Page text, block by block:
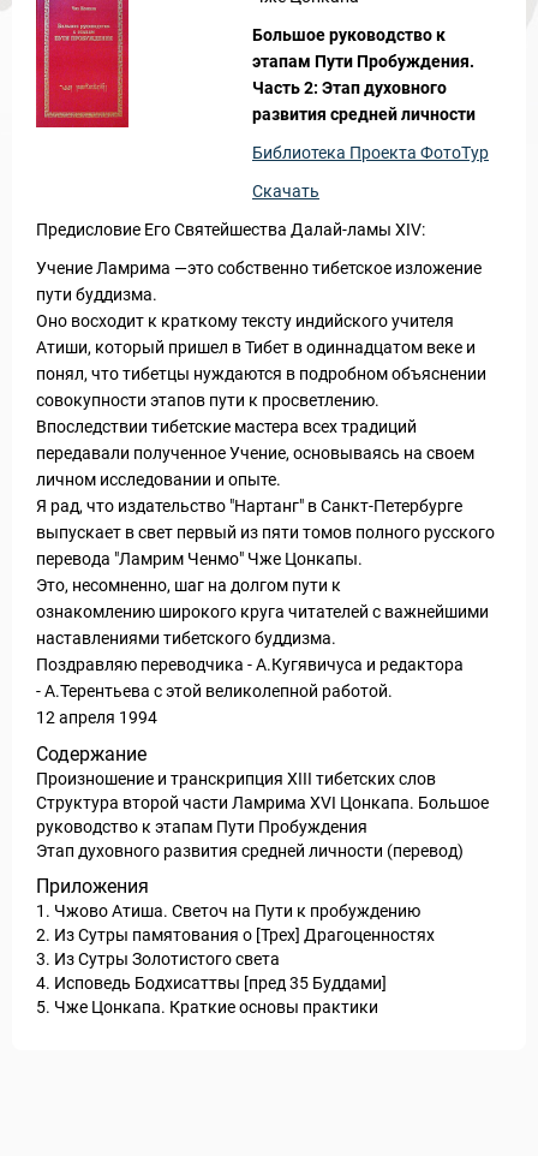
Большое руководство к
этапам Пути Пробуждения.
Часть 2: Этап духовного
развития средней личности
Библиотека Проекта ФотоТур
Скачать
Предисловие Его Святейшества Далай-ламы XIV:
Учение Ламрима —это собственно тибетское изложение
пути буддизма.
Оно восходит к краткому тексту индийского учителя
Атиши, который пришел в Тибет в одиннадцатом веке и
понял, что тибетцы нуждаются в подробном объяснении
совокупности этапов пути к просветлению.
Впоследствии тибетские мастера всех традиций
передавали полученное Учение, основываясь на своем
личном исследовании и опыте.
Я рад, что издательство "Нартанг" в Санкт-Петербурге
выпускает в свет первый из пяти томов полного русского
перевода "Ламрим Ченмо" Чже Цонкапы.
Это, несомненно, шаг на долгом пути к
ознакомлению широкого круга читателей с важнейшими
наставлениями тибетского буддизма.
Поздравляю переводчика - А.Кугявичуса и редактора
- А.Терентьева с этой великолепной работой.
12 апреля 1994
Содержание
Произношение и транскрипция XIII тибетских слов
Структура второй части Ламрима XVI Цонкапа. Большое
руководство к этапам Пути Пробуждения
Этап духовного развития средней личности (перевод)
Приложения
1. Чжово Атиша. Светоч на Пути к пробуждению
2. Из Сутры памятования о [Трех] Драгоценностях
3. Из Сутры Золотистого света
4. Исповедь Бодхисаттвы [пред 35 Буддами]
5. Чже Цонкапа. Краткие основы практики